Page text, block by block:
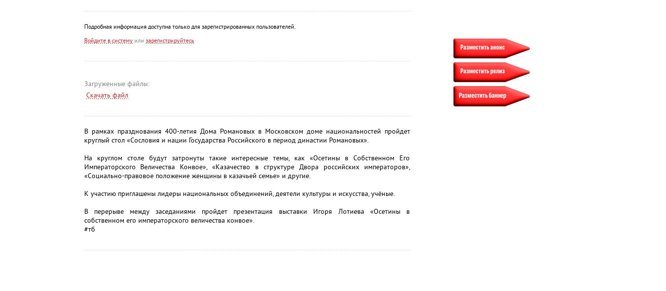
Подробная информация доступна только для зарегистрированных пользователей.
Войдите в системуили зарегистрируйтесь
Загруженные файлы:
Скачать файл
В рамках празднования 400-летия Дома Романовых в Московском доме национальностей пройдет
круглый стол «Сословия и нации Государства Российского в период династии Романовых».
На круглом столе будут затронуты такие интересные темы, как «Осетины в Собственном Его
Императорского Величества Конвое», «Казачество в структуре Двора российских императоров»,
«Социально-правовое положение женщины в казачьей семье» и другие.
К участию приглашены лидеры национальных объединений, деятели культуры и искусства, учёные.
В перерыве между заседаниями пройдет презентация выставки Игоря Лотиева «Осетины в
собственном его императорского величества конвое».
#тб